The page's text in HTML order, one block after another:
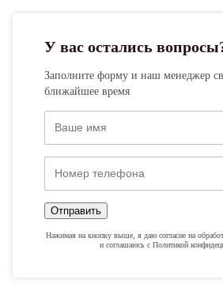
У вас остались
Заполните форму и наш менеджер
ближайшее время
Отправить
Нажимая на кнопку выше, я даю согласие на
и соглашаюсь с Политикой